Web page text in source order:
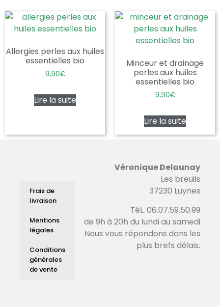
Allergies perles aux huiles
essentielles bio
9,90€
Lire la suite
Minceur et drainage
perles aux huiles
essentielles bio
9,90€
Lire la suite
Frais de
livraison
Mentions
légales
Conditions
générales
de vente
Véronique Delaunay
Les breuils
37230 Luynes
TéL. 06.07.59.50.99
de 9h à 20h du lundi au samedi
Nous vous répondons dans les
plus brefs délais.